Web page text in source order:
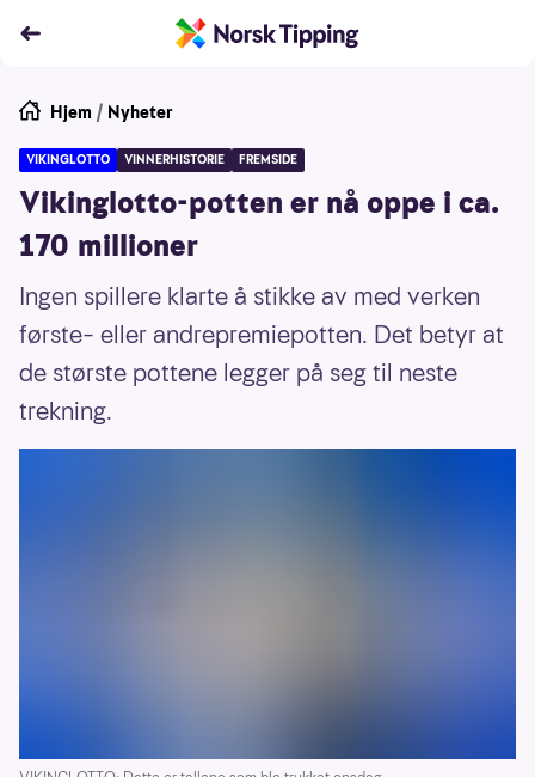
Hjem / Nyheter
VIKINGLOTTO VINNERHISTORIE FREMSIDE
Vikinglotto-potten er nå oppe i ca.
170 millioner
Ingen spillere klarte å stikke av med verken
første– eller andrepremiepotten. Det betyr at
de største pottene legger på seg til neste
trekning.